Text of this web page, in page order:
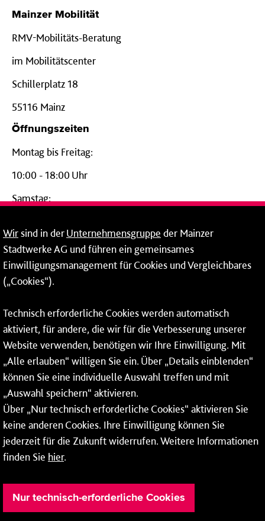
Mainzer Mobilität
RMV-Mobilitäts-Beratung
im Mobilitätscenter
Schillerplatz 18
55116 Mainz
Öffnungszeiten
Montag bis Freitag:
10:00 - 18:00 Uhr
Samstag:
24-Stunden-Telefon*
06131 – 12 77 77
Fax: 06131 – 12 66 66
* Montags bis freitags bis 7 und ab 18 Uhr sowie an
Wochenenden und Feiertagen ganztags werden Ihre
Anrufe je nach Themenauswahl an ein Callcenter des
RMV oder von nextbike weitergeleitet. Dort erhalten Sie
ausschließlich Auskünfte zum Fahrplan bzw. zu
meinRad.
Wirsind in derUnternehmensgruppe der Mainzer
Stadtwerke AG und führen ein gemeinsames
Einwilligungsmanagement für Cookies und Vergleichbares
(„Cookies“).
Technisch erforderliche Cookies werden automatisch
aktiviert, für andere, die wir für die Verbesserung unserer
Website verwenden, benötigen wir Ihre Einwilligung. Mit
„Alle erlauben“ willigen Sie ein. Über „Details einblenden“
können Sie eine individuelle Auswahl treffen und mit
„Auswahl speichern“ aktivieren.
Über „Nur technisch erforderliche Cookies“ aktivieren Sie
keine anderen Cookies. Ihre Einwilligung können Sie
jederzeit für die Zukunft widerrufen. Weitere Informationen
finden Sie hier.
Nur technisch-erforderliche Cookies